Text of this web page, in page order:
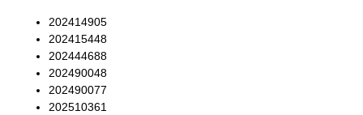
202414905
202415448
202444688
202490048
202490077
202510361